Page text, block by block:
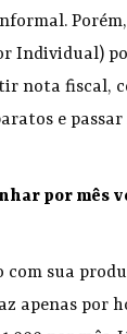
Individual)
nota fiscal,
e passar
por mês
com sua
apenas por